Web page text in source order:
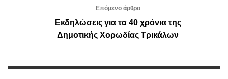
Επόμενο άρθρο
Εκδηλώσεις για τα 40 χρόνια της
Δημοτικής Χορωδίας Τρικάλων